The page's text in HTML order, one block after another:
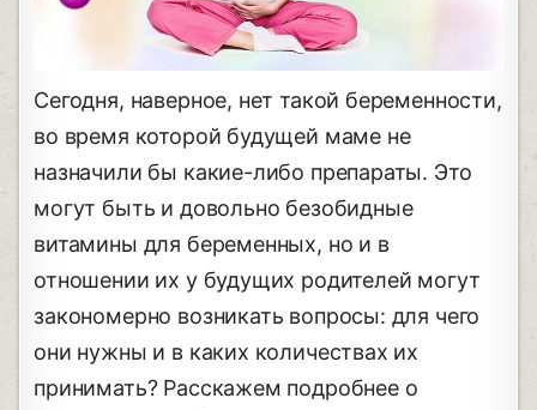
Сегодня, наверное, нет такой беременности,
во время которой будущей маме не
назначили бы какие-либо препараты. Это
могут быть и довольно безобидные
витамины для беременных, но и в
отношении их у будущих родителей могут
закономерно возникать вопросы: для чего
они нужны и в каких количествах их
принимать? Расскажем подробнее о